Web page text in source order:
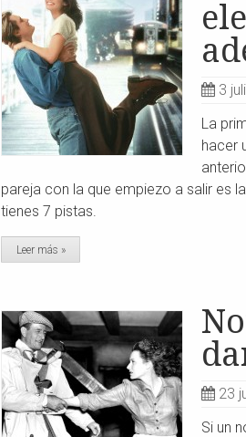
3
La
hacer
pareja con la que empiezo a salir es
tienes 7 pistas.
Leer más »
23
Si un